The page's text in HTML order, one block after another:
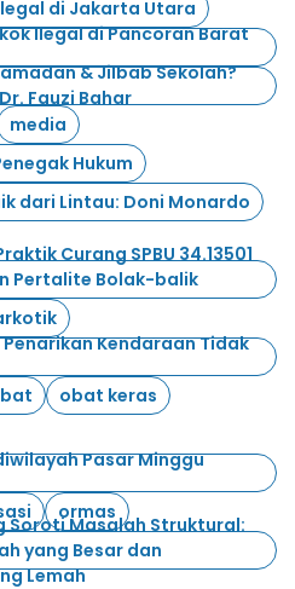
di Jakarta Utara
Ilegal di Pancoran Barat
& Jilbab Sekolah?
Fauzi Bahar
media
Hukum
dari Lintau: Doni Monardo
Curang SPBU 34.13501
Pertalite Bolak-balik
Kendaraan Tidak
obat keras
Pasar Minggu
ormas
Soroti Masalah Struktural:
yang Besar dan
Lemah